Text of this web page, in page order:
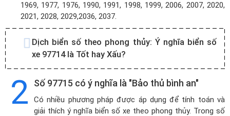
1969, 1977, 1976, 1990, 1991, 1998, 1999, 2006, 2007, 2020,
2021, 2028, 2029,2036, 2037.
Dịch biển số theo phong thủy: Ý nghĩa biển số
xe 97714 là Tốt hay Xấu?
2 Số 97715 có ý nghĩa là "Bảo thủ bình an"
Có nhiều phương pháp được áp dụng để tính toán và
giải thích ý nghĩa biển số xe theo phong thủy. Trong số